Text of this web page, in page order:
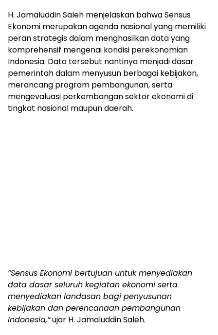
H. Jamaluddin Saleh menjelaskan bahwa Sensus
Ekonomi merupakan agenda nasional yang memiliki
peran strategis dalam menghasilkan data yang
komprehensif mengenai kondisi perekonomian
Indonesia. Data tersebut nantinya menjadi dasar
pemerintah dalam menyusun berbagai kebijakan,
merancang program pembangunan, serta
mengevaluasi perkembangan sektor ekonomi di
tingkat nasional maupun daerah.
“Sensus Ekonomi bertujuan untuk menyediakan
data dasar seluruh kegiatan ekonomi serta
menyediakan landasan bagi penyusunan
kebijakan dan perencanaan pembangunan
Indonesia,”ujar H. Jamaluddin Saleh.